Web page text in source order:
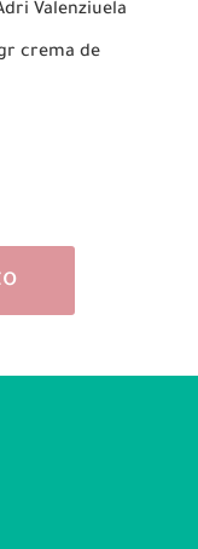
Valenziuela
crema de